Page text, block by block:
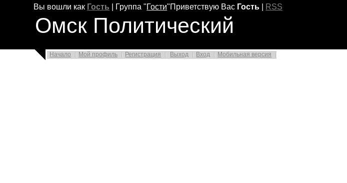
Вы вошли как Гость Группа "Гости"Приветствую Вас Гость RSS
Омск Политический
Начало Мой профиль Регистрация Выход Вход Мобильная версия